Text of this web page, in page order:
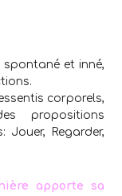
et inné,
corporels,
propositions
Jouer, Regarder,
apporte sa